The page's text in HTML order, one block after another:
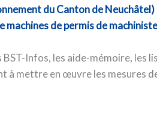
du Canton de Neuchâtel)
de permis de machiniste
Infos, les aide-mémoire,
mettre en œuvre les mesures